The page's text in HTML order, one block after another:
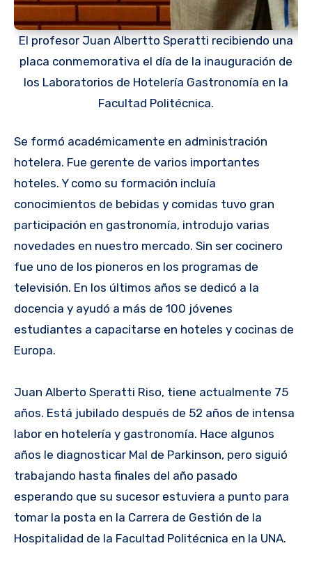
El profesor Juan Albertto Speratti recibiendo una
placa conmemorativa el día de la inauguración de
los Laboratorios de Hotelería Gastronomía en la
Facultad Politécnica.
Se formó académicamente en administración
hotelera. Fue gerente de varios importantes
hoteles. Y como su formación incluía
conocimientos de bebidas y comidas tuvo gran
participación en gastronomía, introdujo varias
novedades en nuestro mercado. Sin ser cocinero
fue uno de los pioneros en los programas de
televisión. En los últimos años se dedicó a la
docencia y ayudó a más de 100 jóvenes
estudiantes a capacitarse en hoteles y cocinas de
Europa.
Juan Alberto Speratti Riso, tiene actualmente 75
años. Está jubilado después de 52 años de intensa
labor en hotelería y gastronomía. Hace algunos
años le diagnosticar Mal de Parkinson, pero siguió
trabajando hasta finales del año pasado
esperando que su sucesor estuviera a punto para
tomar la posta en la Carrera de Gestión de la
Hospitalidad de la Facultad Politécnica en la UNA.